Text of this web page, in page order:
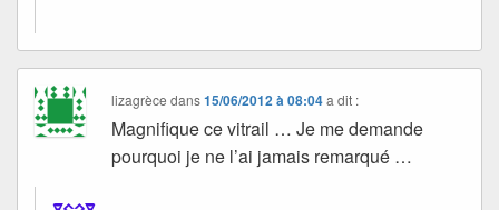
lizagrèce dans15/06/2012 à 08:04 a dit :
Magnifique ce vitrail … Je me demande
pourquoi je ne l’ai jamais remarqué …